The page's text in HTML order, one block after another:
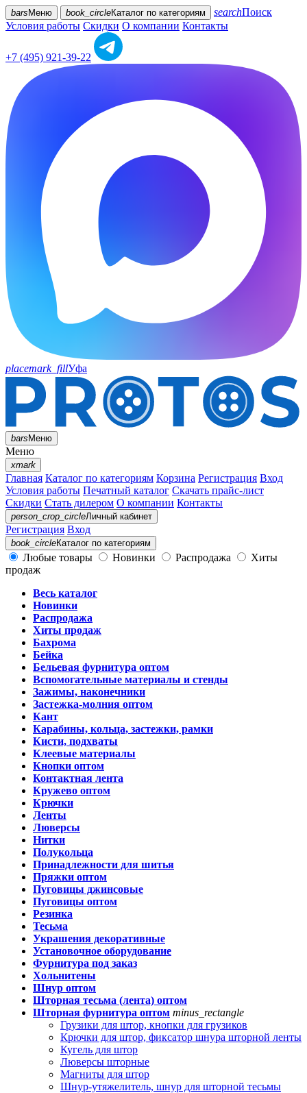
bars Меню book_circleКаталог по категориям searchПоиск
Условия работы Скидки О компании Контакты
+7 (495) 921-39-22
placemark_fillУфа
barsМеню
Меню
xmark
Главная Каталог по категориям Корзина Регистрация Вход
Условия работы Печатный каталог Скачать прайс-лист
Скидки Стать дилером О компании Контакты
person_crop_circleЛичный кабинет
Регистрация Вход
book_circleКаталог по категориям
Любые товары Новинки Распродажа
Хиты
продаж
Весь каталог
Новинки
Распродажа
Хиты продаж
Бахрома
Бейка
Бельевая фурнитура оптом
Вспомогательные материалы и стенды
Зажимы, наконечники
Застежка-молния оптом
Кант
Карабины, кольца, застежки, рамки
Кисти, подхваты
Клеевые материалы
Кнопки оптом
Контактная лента
Кружево оптом
Крючки
Ленты
Люверсы
Нитки
Полукольца
Принадлежности для шитья
Пряжки оптом
Пуговицы джинсовые
Пуговицы оптом
Резинка
Тесьма
Украшения декоративные
Установочное оборудование
Фурнитура под заказ
Хольнитены
Шнур оптом
Шторная тесьма (лента) оптом
Шторная фурнитура оптом minus_rectangle
Грузики для штор, кнопки для грузиков
Крючки для штор, фиксатор шнура шторной ленты
Кугель для штор
Люверсы шторные
Магниты для штор
Шнур-утяжелитель, шнур для шторной тесьмы